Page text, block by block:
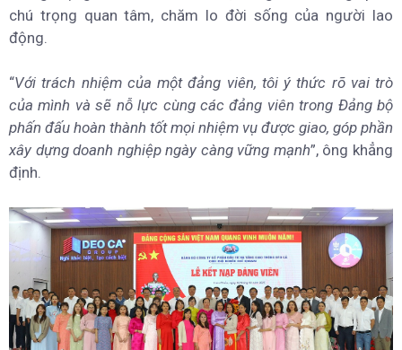
chú trọng quan tâm, chăm lo đời sống của người lao
động.
“Với trách nhiệm của một đảng viên, tôi ý thức rõ vai trò
của mình và sẽ nỗ lực cùng các đảng viên trong Đảng bộ
phấn đấu hoàn thành tốt mọi nhiệm vụ được giao, góp phần
xây dựng doanh nghiệp ngày càng vững mạnh”, ông khẳng
định.